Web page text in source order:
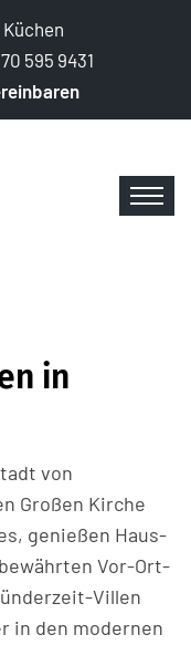
595 9431
in
von
Großen Kirche
genießen Haus-
Vor-Ort-
Villen
in den modernen